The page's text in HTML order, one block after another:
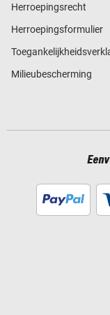
Herroepingsrecht
Herroepingsformulier
Milieubescherming